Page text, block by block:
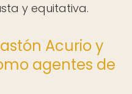
y equitativa.
Acurio y
agentes de